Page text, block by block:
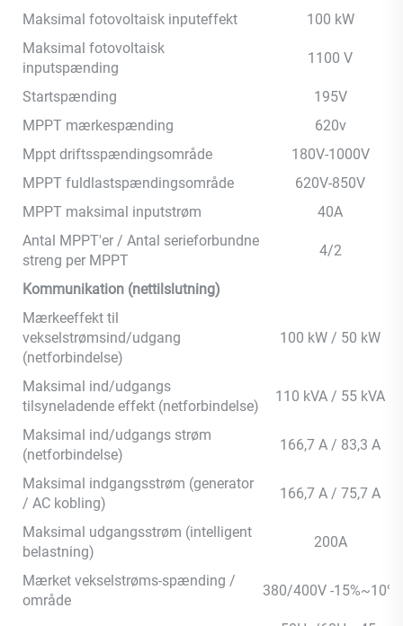
Maksimal fotovoltaisk inputeffekt
100 kW
Maksimal fotovoltaisk
inputspænding
1100 V
Startspænding
195V
MPPT mærkespænding
620v
Mppt driftsspændingsområde
180V-1000V
MPPT fuldlastspændingsområde
620V-850V
MPPT maksimal inputstrøm
40A
Antal MPPT'er / Antal serieforbundne
streng per MPPT
4/2
Kommunikation (nettilslutning)
Mærkeeffekt til
vekselstrømsind/udgang
(netforbindelse)
100 kW / 50 kW
Maksimal ind/udgangs
tilsyneladende effekt (netforbindelse)
110 kVA / 55 kVA
Maksimal ind/udgangs strøm
(netforbindelse)
166,7 A / 83,3 A
Maksimal indgangsstrøm (generator
/ AC kobling)
166,7 A / 75,7 A
Maksimal udgangsstrøm (intelligent
belastning)
200A
Mærket vekselstrøms-spænding /
område
380/400V -15%~10%